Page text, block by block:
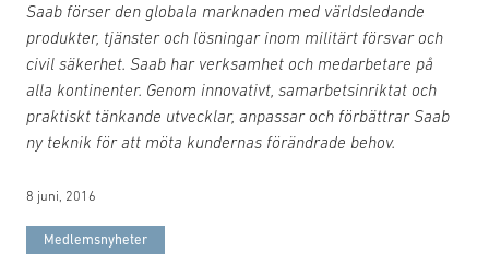
Saab förser den globala marknaden med världsledande
produkter, tjänster och lösningar inom militärt försvar och
civil säkerhet. Saab har verksamhet och medarbetare på
alla kontinenter. Genom innovativt, samarbetsinriktat och
praktiskt tänkande utvecklar, anpassar och förbättrar Saab
ny teknik för att möta kundernas förändrade behov.
8 juni, 2016
Medlemsnyheter